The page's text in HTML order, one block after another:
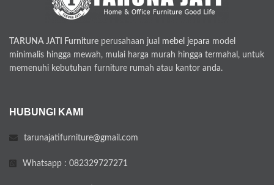
TARUNA JATI Furniture perusahaan jual mebel jepara model
minimalis hingga mewah, mulai harga murah hingga termahal, untuk
memenuhi kebutuhan furniture rumah atau kantor anda.
HUBUNGI KAMI
tarunajatifurniture@gmail.com
Whatsapp : 082329727271